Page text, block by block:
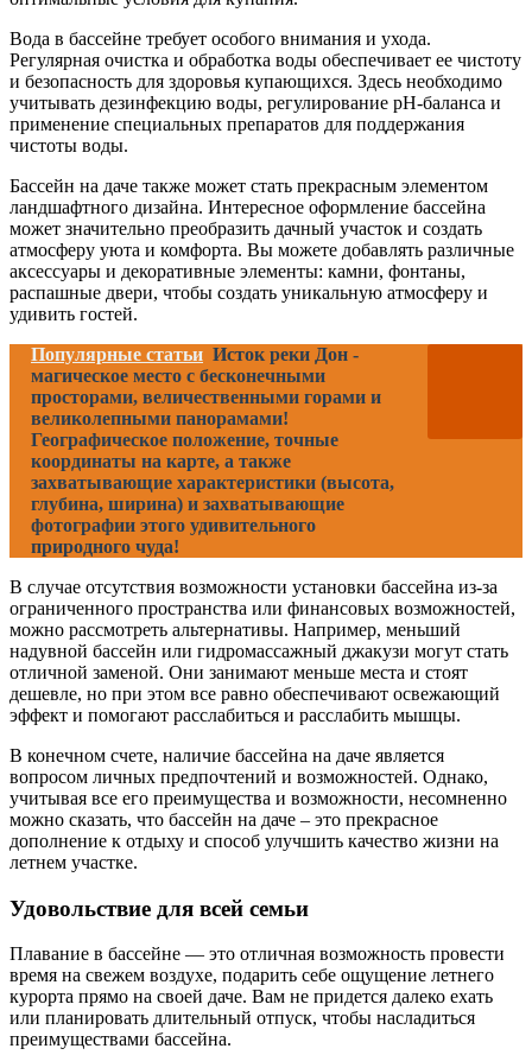
Вода в бассейне требует особого внимания и ухода.
Регулярная очистка и обработка воды обеспечивает ее чистоту
и безопасность для здоровья купающихся. Здесь необходимо
учитывать дезинфекцию воды, регулирование pH-баланса и
применение специальных препаратов для поддержания
чистоты воды.
Бассейн на даче также может стать прекрасным элементом
ландшафтного дизайна. Интересное оформление бассейна
может значительно преобразить дачный участок и создать
атмосферу уюта и комфорта. Вы можете добавлять различные
аксессуары и декоративные элементы: камни, фонтаны,
распашные двери, чтобы создать уникальную атмосферу и
удивить гостей.
Популярные статьи Исток реки Дон -
магическое место с бесконечными
просторами, величественными горами и
великолепными панорамами!
Географическое положение, точные
координаты на карте, а также
захватывающие характеристики (высота,
глубина, ширина) и захватывающие
фотографии этого удивительного
природного чуда!
В случае отсутствия возможности установки бассейна из-за
ограниченного пространства или финансовых возможностей,
можно рассмотреть альтернативы. Например, меньший
надувной бассейн или гидромассажный джакузи могут стать
отличной заменой. Они занимают меньше места и стоят
дешевле, но при этом все равно обеспечивают освежающий
эффект и помогают расслабиться и расслабить мышцы.
В конечном счете, наличие бассейна на даче является
вопросом личных предпочтений и возможностей. Однако,
учитывая все его преимущества и возможности, несомненно
можно сказать, что бассейн на даче – это прекрасное
дополнение к отдыху и способ улучшить качество жизни на
летнем участке.
Удовольствие для всей семьи
Плавание в бассейне — это отличная возможность провести
время на свежем воздухе, подарить себе ощущение летнего
курорта прямо на своей даче. Вам не придется далеко ехать
или планировать длительный отпуск, чтобы насладиться
преимуществами бассейна.